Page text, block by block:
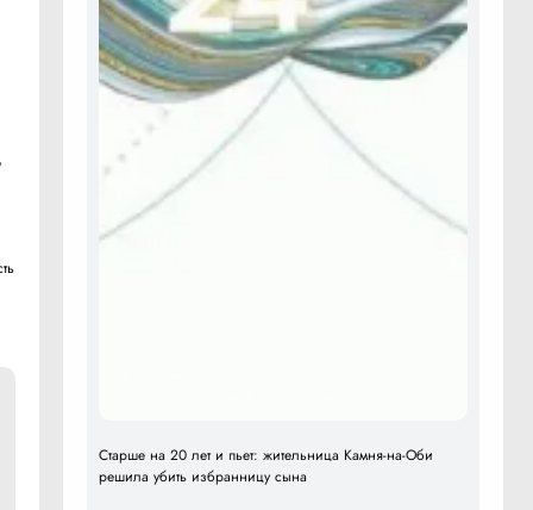
Старше на 20 лет и пьет: жительница Камня-на-Оби
решила убить избранницу сына